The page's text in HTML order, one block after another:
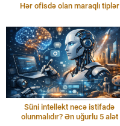
Hər ofisdə olan maraqlı tiplər
Süni intellekt necə istifadə
olunmalıdır? Ən uğurlu 5 alət